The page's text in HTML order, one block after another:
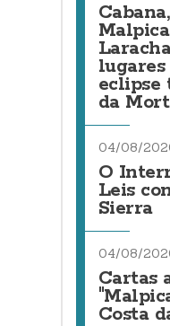
eclipse
da
04/08/
O
Leis
Sierra
04/08/
Cartas
Costa